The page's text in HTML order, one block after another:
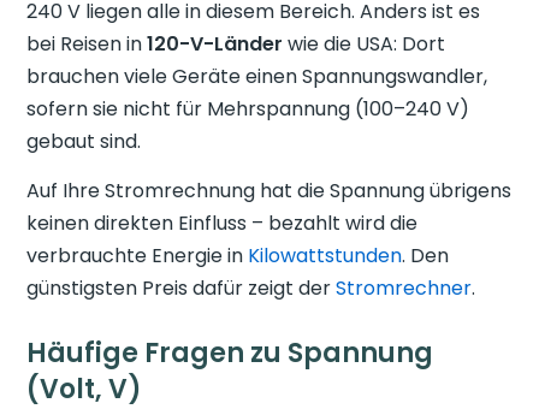
240 V liegen alle in diesem Bereich. Anders ist es
bei Reisen in120-V-Länder wie die USA: Dort
brauchen viele Geräte einen Spannungswandler,
sofern sie nicht für Mehrspannung (100–240 V)
gebaut sind.
Auf Ihre Stromrechnung hat die Spannung übrigens
keinen direkten Einfluss – bezahlt wird die
verbrauchte Energie in Kilowattstunden. Den
günstigsten Preis dafür zeigt derStromrechner.
Häufige Fragen zu Spannung
(Volt, V)